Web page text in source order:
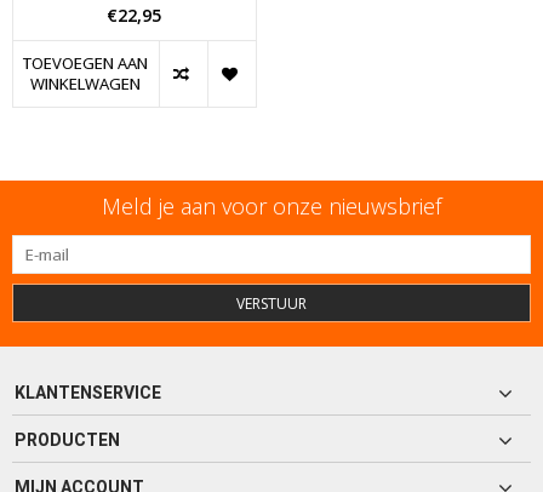
€22,95
TOEVOEGEN AAN
WINKELWAGEN
Meld je aan voor onze nieuwsbrief
VERSTUUR
KLANTENSERVICE
PRODUCTEN
MIJN ACCOUNT